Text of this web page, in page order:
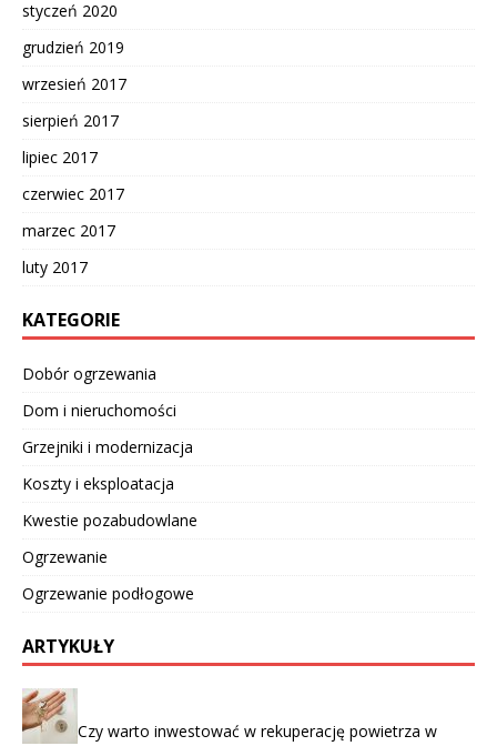
styczeń 2020
grudzień 2019
wrzesień 2017
sierpień 2017
lipiec 2017
czerwiec 2017
marzec 2017
luty 2017
KATEGORIE
Dobór ogrzewania
Dom i nieruchomości
Grzejniki i modernizacja
Koszty i eksploatacja
Kwestie pozabudowlane
Ogrzewanie
Ogrzewanie podłogowe
ARTYKUŁY
Czy warto inwestować w rekuperację powietrza w